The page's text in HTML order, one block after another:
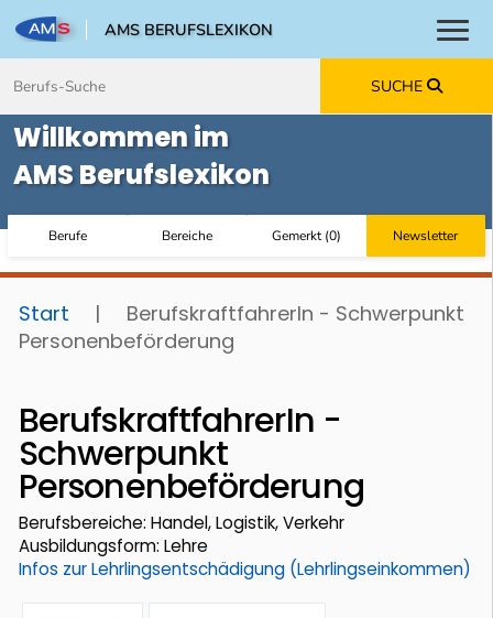
AMS BERUFSLEXIKON
SUCHE
Willkommen im
AMS Berufslexikon
Berufe Bereiche Gemerkt(0) Newsletter
Start |
BerufskraftfahrerIn - Schwerpunkt
Personenbeförderung
BerufskraftfahrerIn -
Schwerpunkt
Personenbeförderung
Berufsbereiche: Handel, Logistik, Verkehr
Ausbildungsform: Lehre
Infos zur Lehrlingsentschädigung (Lehrlingseinkommen)